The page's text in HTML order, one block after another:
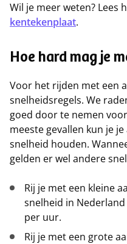
Wil je meer weten? Lees
kentekenplaat.
Hoe hard mag je
Voor het rijden met een
snelheidsregels. We
goed door te nemen
meeste gevallen kun je
snelheid houden.
gelden er wel andere
Rij je met een kleine
snelheid in
per uur.
Rij je met een grote